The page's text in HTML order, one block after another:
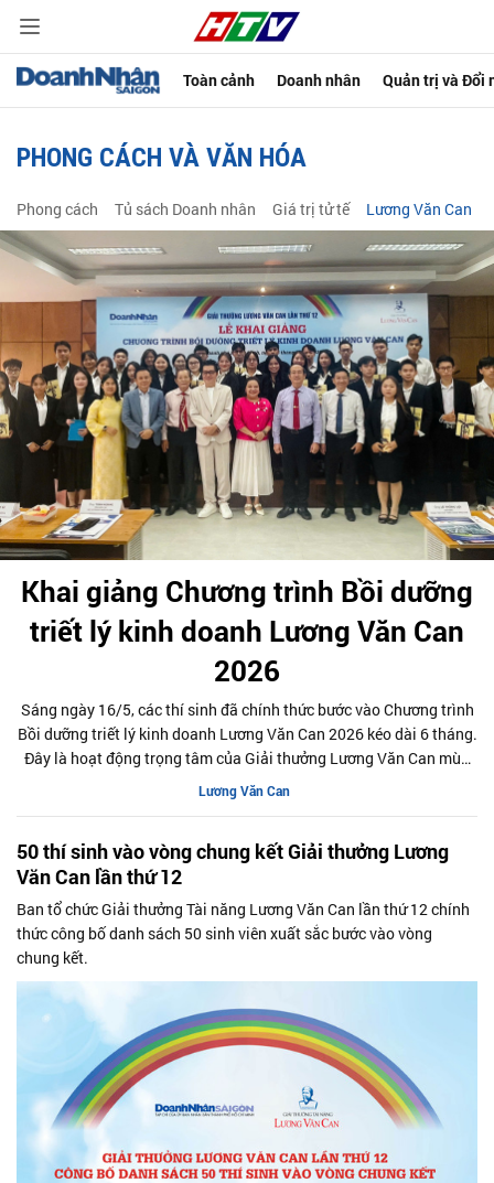
Toàn cảnh Doanh nhân Quản trị và Đổi
PHONG CÁCH VÀ VĂN HÓA
Phong cách Tủ sách Doanh nhân Giá trị tử tế Lương Văn Can
Khai giảng Chương trình Bồi dưỡng
triết lý kinh doanh Lương Văn Can
2026
Sáng ngày 16/5, các thí sinh đã chính thức bước vào Chương trình
Bồi dưỡng triết lý kinh doanh Lương Văn Can 2026 kéo dài 6 tháng.
Đây là hoạt động trọng tâm của Giải thưởng Lương Văn Can mùa
thứ 12
Lương Văn Can
50 thí sinh vào vòng chung kết Giải thưởng Lương
Văn Can lần thứ 12
Ban tổ chức Giải thưởng Tài năng Lương Văn Can lần thứ 12 chính
thức công bố danh sách 50 sinh viên xuất sắc bước vào vòng
chung kết.